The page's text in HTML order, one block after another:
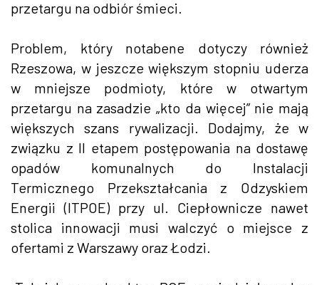
przetargu na odbiór śmieci.
Problem, który notabene dotyczy również
Rzeszowa, w jeszcze większym stopniu uderza
w mniejsze podmioty, które w otwartym
przetargu na zasadzie „kto da więcej” nie mają
większych szans rywalizacji. Dodajmy, że w
związku z II etapem postępowania na dostawę
opadów komunalnych do Instalacji
Termicznego Przekształcania z Odzyskiem
Energii (ITPOE) przy ul. Ciepłownicze nawet
stolica innowacji musi walczyć o miejsce z
ofertami z Warszawy oraz Łodzi.